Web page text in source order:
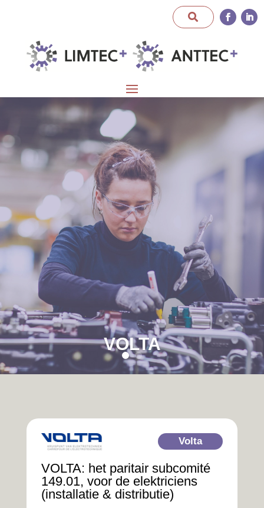
VOLTA
Volta
VOLTA: het paritair subcomité
149.01, voor de elektriciens
(installatie & distributie)